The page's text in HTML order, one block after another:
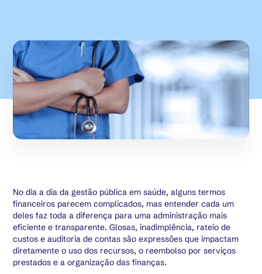
No dia a dia da gestão pública em saúde, alguns termos
financeiros parecem complicados, mas entender cada um
deles faz toda a diferença para uma administração mais
eficiente e transparente. Glosas, inadimplência, rateio de
custos e auditoria de contas são expressões que impactam
diretamente o uso dos recursos, o reembolso por serviços
prestados e a organização das finanças.